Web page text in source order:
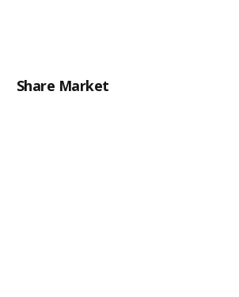
Share Market